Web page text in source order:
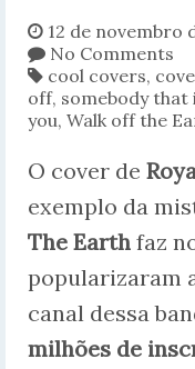
12 de novembro
No Comments
cool covers,
off, somebody that
you, Walk off the
O cover de
exemplo da
The Earth faz
popularizaram
canal dessa
milhões de